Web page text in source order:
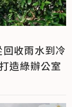
收雨水到冷
造綠辦公室